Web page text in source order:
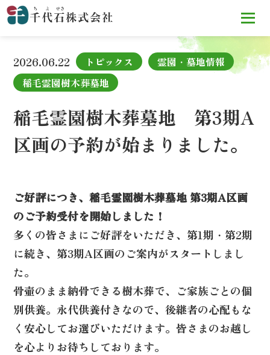
TOP お知らせ
稲毛霊園樹木葬墓地 第3期A区画の予約が
始まりました。
2026.06.22 トピックス
霊園・墓地情報
稲毛霊園樹木葬墓地
稲毛霊園樹木葬墓地 第3期A
区画の予約が始まりました。
ご好評につき、稲毛霊園樹木葬墓地 第3期A区画
のご予約受付を開始しました！
多くの皆さまにご好評をいただき、第1期・第2期
に続き、第3期A区画のご案内がスタートしまし
た。
骨壷のまま納骨できる樹木葬で、ご家族ごとの個
別供養。永代供養付きなので、後継者の心配もな
く安心してお選びいただけます。皆さまのお越し
を心よりお待ちしております。